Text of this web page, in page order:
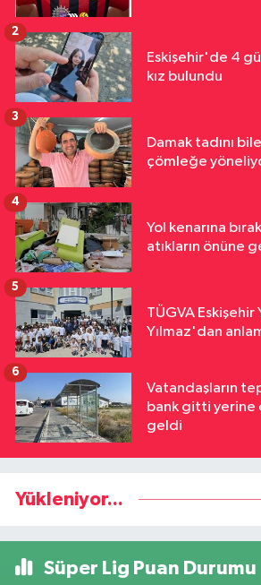
Eskişehir'de 4
kız bulundu
2
Damak tadını
çömleğe
3
Yol kenarına
atıkların önüne
4
TÜGVA Eskişehir
Yılmaz'dan
5
Vatandaşların
bank gitti yerine
geldi
6
Yükleniyor...
Süper Lig Puan Durumu